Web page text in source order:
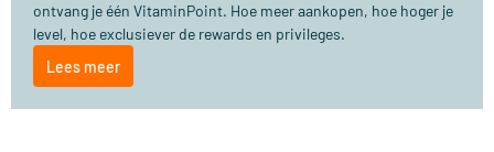
ontvang je één VitaminPoint. Hoe meer aankopen, hoe hoger je
level, hoe exclusiever de rewards en privileges.
Lees meer